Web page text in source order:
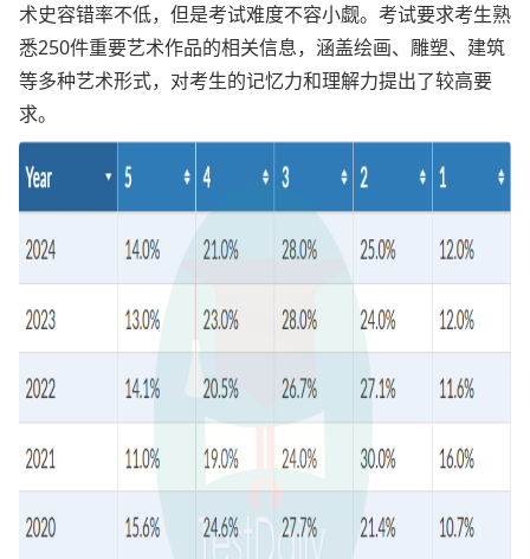
术史容错率不低，但是考试难度不容小觑。考试要求考生熟
悉250件重要艺术作品的相关信息，涵盖绘画、雕塑、建筑
等多种艺术形式，对考生的记忆力和理解力提出了较高要
求。